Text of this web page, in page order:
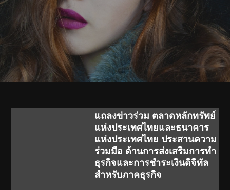
แถลงข่าวร่วม ตลาดหลักทรัพย์
แห่งประเทศไทยและธนาคาร
แห่งประเทศไทย ประสานความ
ร่วมมือ ด้านการส่งเสริมการทำ
ธุรกิจและการชำระเงินดิจิทัล
สำหรับภาคธุรกิจ